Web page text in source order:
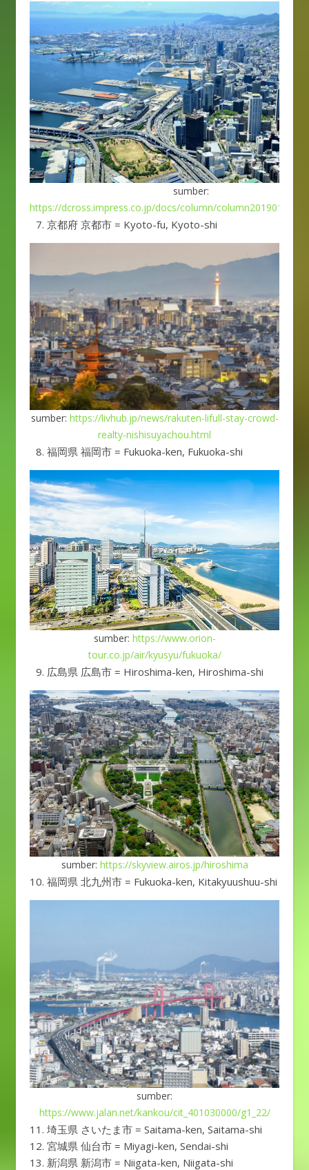
sumber:
https://dcross.impress.co.jp/docs/column/column20190121/
京都府 京都市 = Kyoto-fu, Kyoto-shi
sumber: https://livhub.jp/news/rakuten-lifull-stay-crowd-
realty-nishisuyachou.html
福岡県 福岡市 = Fukuoka-ken, Fukuoka-shi
sumber: https://www.orion-
tour.co.jp/air/kyusyu/fukuoka/
広島県 広島市 = Hiroshima-ken, Hiroshima-shi
sumber: https://skyview.airos.jp/hiroshima
福岡県 北九州市 = Fukuoka-ken, Kitakyuushuu-shi
sumber:
https://www.jalan.net/kankou/cit_401030000/g1_22/
埼玉県 さいたま市 = Saitama-ken, Saitama-shi
宮城県 仙台市 = Miyagi-ken, Sendai-shi
新潟県 新潟市 = Niigata-ken, Niigata-shi